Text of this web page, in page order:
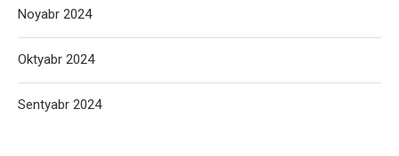
Noyabr 2024
Oktyabr 2024
Sentyabr 2024